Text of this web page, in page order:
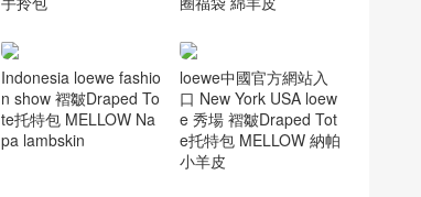
Flamenco Purse mini
甜甜圈福袋 綿羊皮鏈條
手拎包
e Flamenco Purse mini
Donut Fukubukuro甜甜
圈福袋 綿羊皮
loewe中國官方網站入